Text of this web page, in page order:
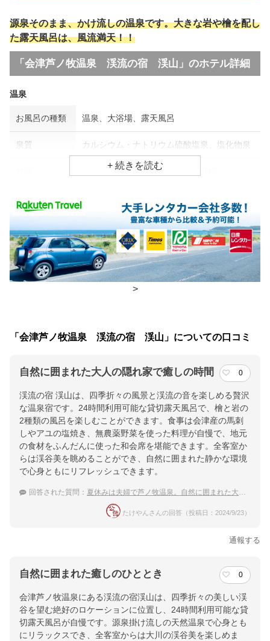
源泉そのまま、かけ流しの温泉です。大きな岩や檜を配し
た露天風呂は、風流満天！！
「会津芦ノ牧温泉 渓流の宿 渓山」のホテル詳細
温泉
お風呂の種類 温泉、大浴場、露天風呂
泉質 カルシウム・ナトリウム硫酸塩泉、塩化物泉
関節痛、神経痛、リウマチ・神経病
食事場所
朝食 広間
夕食 部屋、個室
チェックイン・チェックアウト時間
チェックアウ
10:00
芦ノ牧温泉駅より会津バスに乗車、芦ノ牧下車で徒歩にて２分
提供：楽天トラベル
楽天トラベルで
ホテル詳細を詳しく見る
>
「会津芦ノ牧温泉 渓流の宿 渓山」についての口コミ
自然に囲まれた大人の隠れ家で癒しの時間 0
渓流の宿 渓山は、四季折々の風景と渓流の音を楽しめる贅沢
な温泉宿です。24時間利用可能な貸切露天風呂で、檜と岩の
2種類の風呂を楽しむことができます。食事は会津産の馬刺
しやアユの塩焼き、無農薬野菜を使った料理が自慢で、地元
の食材をふんだんに使った和会席を堪能できます。全客室か
らは渓谷美を眺めることができ、自然に囲まれた静かな環境
で心身ともにリフレッシュできます。
回答された質問： 夏休みは夫婦で芦ノ牧温泉。自然に囲まれた大人旅と地元の料理を堪能したい
たけやんさんの回答（投稿日：2024/9/23）
通報する
自然に囲まれた癒しのひととき 0
会津芦ノ牧温泉にある渓流の宿渓山は、四季折々の美しい渓
谷を望む絶好のロケーションに位置し、24時間利用可能な貸
切露天風呂が自慢です。源泉掛け流しの天然温泉で心身とも
にリラックスでき、全客室からは大川の渓谷美を楽しめま